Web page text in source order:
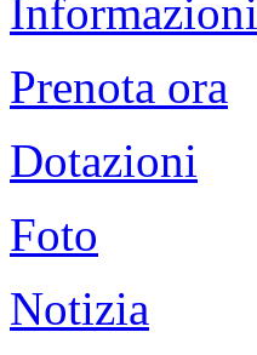
Informazioni
Prenota ora
Dotazioni
Foto
Notizia